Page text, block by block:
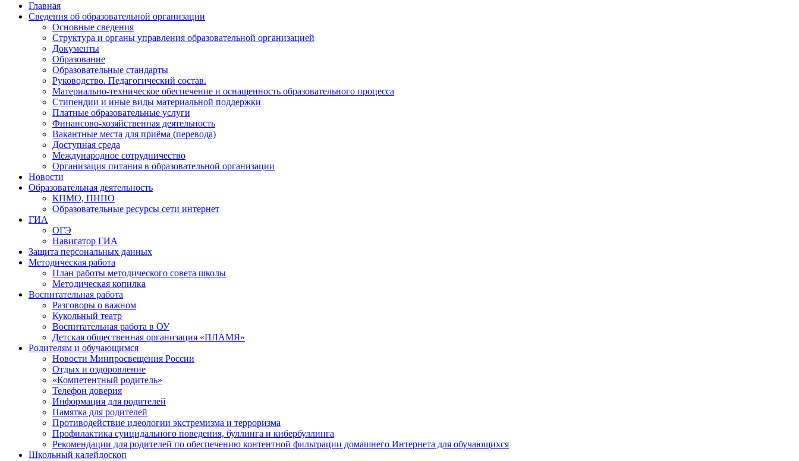
Главная
Сведения об образовательной организации
Основные сведения
Структура и органы управления образовательной организацией
Документы
Образование
Образовательные стандарты
Руководство. Педагогический состав.
Материально-техническое обеспечение и оснащенность образовательного процесса
Стипендии и иные виды материальной поддержки
Платные образовательные услуги
Финансово-хозяйственная деятельность
Вакантные места для приёма (перевода)
Доступная среда
Международное сотрудничество
Организация питания в образовательной организации
Новости
Образовательная деятельность
КПМО, ПНПО
Образовательные ресурсы сети интернет
ГИА
ОГЭ
Навигатор ГИА
Защита персональных данных
Методическая работа
План работы методического совета школы
Методическая копилка
Воспитательная работа
Разговоры о важном
Кукольный театр
Воспитательная работа в ОУ
Детская общественная организация «ПЛАМЯ»
Родителям и обучающимся
Новости Минпросвещения России
Отдых и оздоровление
«Компетентный родитель»
Телефон доверия
Информация для родителей
Памятка для родителей
Противодействие идеологии экстремизма и терроризма
Профилактика суицидального поведения, буллинга и кибербуллинга
Рекомендации для родителей по обеспечению контентной фильтрации домашнего Интернета для обучающихся
Школьный калейдоскоп